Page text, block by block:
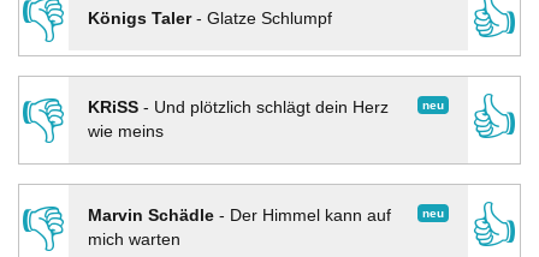
👎
Königs Taler- Glatze Schlumpf
👍
👎
neu
KRiSS- Und plötzlich schlägt dein Herz
wie meins
👍
👎 neu
Marvin Schädle- Der Himmel kann auf
mich warten
👍